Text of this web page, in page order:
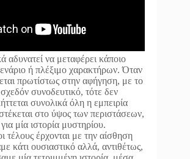
αδυνατεί να μεταφέρει κάποιο
ή πλέξιμο χαρακτήρων. Όταν
πρωτίστως στην αφήγηση, με το
συνοδευτικό, τότε δεν
συνολικά όλη η εμπειρία
στο ύψος των περιστάσεων,
μία ιστορία μυστηρίου.
τέλους έρχονται με την αίσθηση
κάτι ουσιαστικό αλλά, αντιθέτως,